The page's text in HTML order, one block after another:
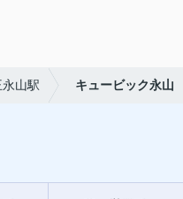
山駅 キュービック永山